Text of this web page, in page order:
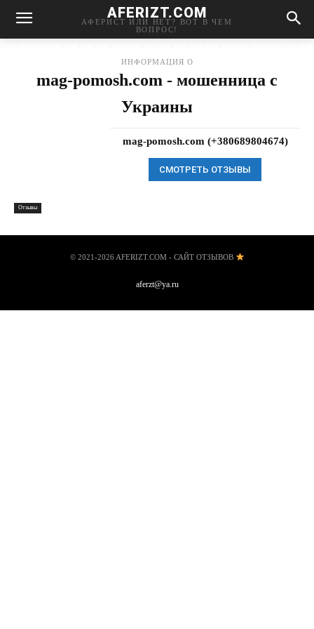
AFERIZT.COM
АФЕРИСТ ИЛИ НЕТ? ВОТ В ЧЕМ
ВОПРОС!
ИНФОРМАЦИЯ О
mag-pomosh.com - мошенница с
Украины
Отзывы
mag-pomosh.com (+380689804674)
СМОТРЕТЬ ОТЗЫВЫ
© 2021-2026 AFERIZT.COM - САЙТ ОТЗЫВОВ
aferzt@ya.ru